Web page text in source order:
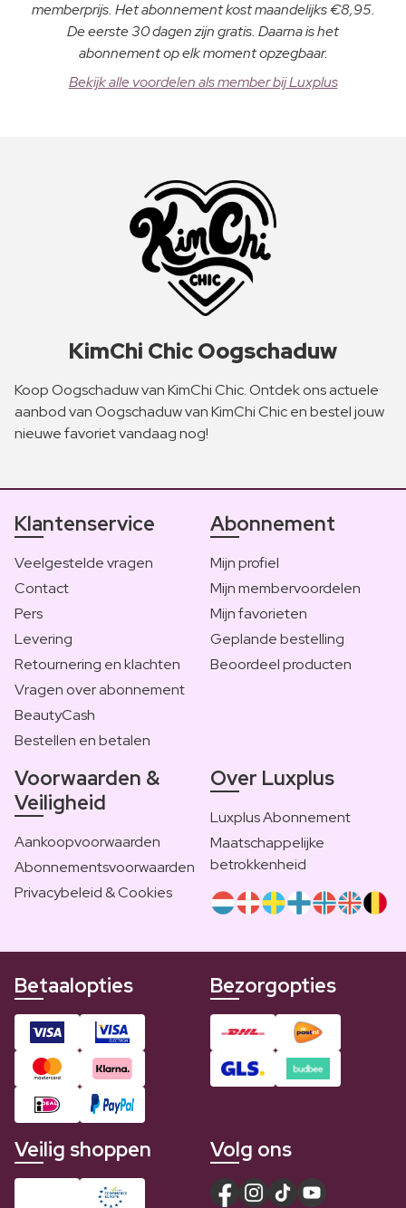
memberprijs. Het abonnement kost maandelijks €8,95.
De eerste 30 dagen zijn gratis. Daarna is het
abonnement op elk moment opzegbaar.
Bekijk alle voordelen als member bij Luxplus
KimChi Chic Oogschaduw
Koop Oogschaduw van KimChi Chic. Ontdek ons actuele
aanbod van Oogschaduw van KimChi Chic en bestel jouw
nieuwe favoriet vandaag nog!
Klantenservice
Veelgestelde vragen
Contact
Pers
Levering
Retournering en klachten
Vragen over abonnement
BeautyCash
Bestellen en betalen
Abonnement
Mijn profiel
Mijn membervoordelen
Mijn favorieten
Geplande bestelling
Beoordeel producten
Voorwaarden &
Veiligheid
Aankoopvoorwaarden
Abonnementsvoorwaarden
Privacybeleid & Cookies
Over Luxplus
Luxplus Abonnement
Maatschappelijke
betrokkenheid
Betaalopties Bezorgopties
Veilig shoppen Volg ons